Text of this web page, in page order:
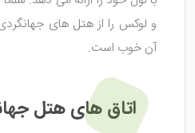
و لوکس را از هتل های
آن خوب است.
اتاق های هتل